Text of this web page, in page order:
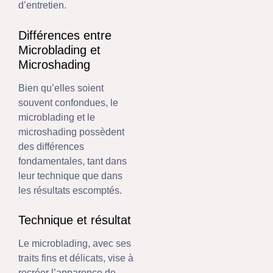
d’entretien.
Différences entre
Microblading et
Microshading
Bien qu’elles soient
souvent confondues, le
microblading et le
microshading possèdent
des différences
fondamentales, tant dans
leur technique que dans
les résultats escomptés.
Technique et résultat
Le microblading, avec ses
traits fins et délicats, vise à